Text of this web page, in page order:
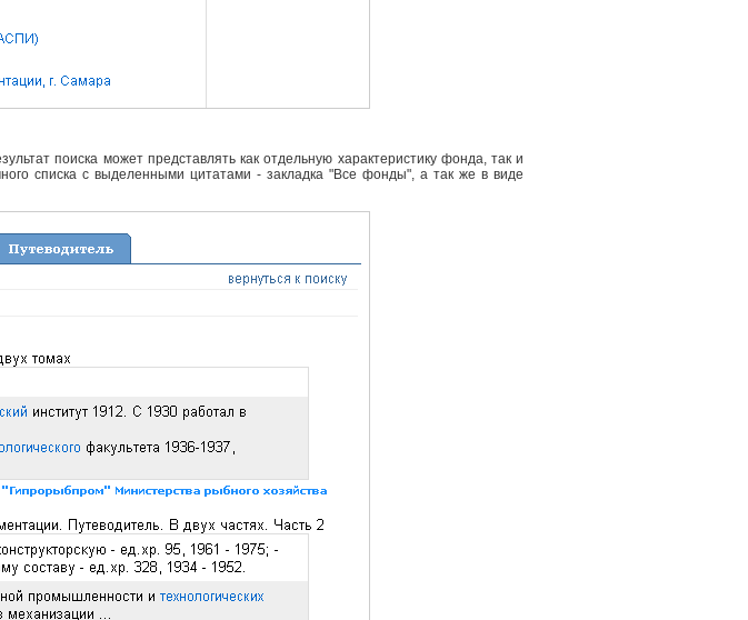
поиска может представлять как отдельную характеристику фонда, так и
списка с выделенными цитатами - закладка "Все фонды", а так же в виде